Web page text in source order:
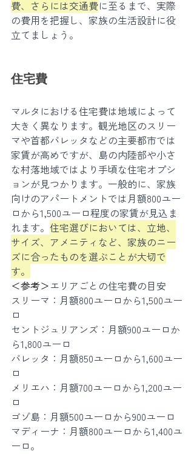
費、さらには交通費に至るまで、実際
の費用を把握し、家族の生活設計に役
立てましょう。
住宅費
マルタにおける住宅費は地域によって
大きく異なります。観光地区のスリー
マや首都バレッタなどの主要都市では
家賃が高めですが、島の内陸部や小さ
な村落地域ではより手頃な住宅オプシ
ョンが見つかります。一般的に、家族
向けのアパートメントでは月額800ユー
ロから1,500ユーロ程度の家賃が見込ま
れます。 住宅選びにおいては、立地、
サイズ、アメニティなど、家族のニー
ズに合ったものを選ぶことが大切で
す。
＜参考＞エリアごとの住宅費の目安
スリーマ：月額800ユーロから1,500ユー
ロ
セントジュリアンズ：月額900ユーロか
ら1,800ユーロ
バレッタ：月額850ユーロから1,600ユー
ロ
メリエハ：月額700ユーロから1,200ユー
ロ
ゴゾ島：月額500ユーロから900ユーロ
マディーナ：月額800ユーロから1,400ユ
ーロ。